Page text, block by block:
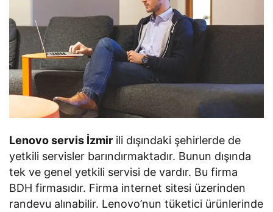
Lenovo servis İzmir ili dışındaki şehirlerde de
yetkili servisler barındırmaktadır. Bunun dışında
tek ve genel yetkili servisi de vardır. Bu firma
BDH firmasıdır. Firma internet sitesi üzerinden
randevu alınabilir. Lenovo’nun tüketici ürünlerinde